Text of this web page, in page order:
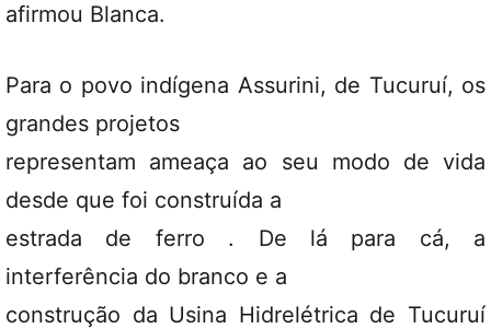
afirmou Blanca.
Para o povo indígena Assurini, de Tucuruí, os
grandes projetos
representam ameaça ao seu modo de vida
desde que foi construída a
estrada de ferro . De lá para cá, a
interferência do branco e a
construção da Usina Hidrelétrica de Tucuruí